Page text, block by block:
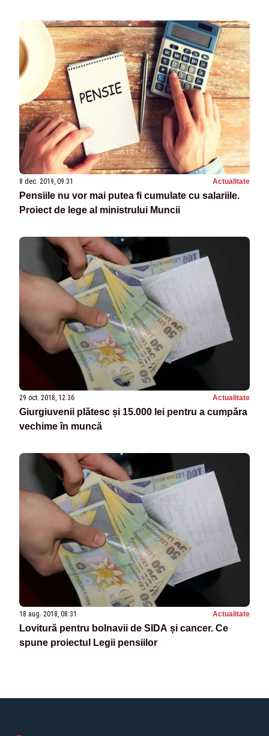
8 dec. 2019, 09:31 Actualitate
Pensiile nu vor mai putea fi cumulate cu salariile.
Proiect de lege al ministrului Muncii
29 oct. 2018, 12:36 Actualitate
Giurgiuvenii plătesc și 15.000 lei pentru a cumpăra
vechime în muncă
18 aug. 2018, 08:31 Actualitate
Lovitură pentru bolnavii de SIDA și cancer. Ce
spune proiectul Legii pensiilor